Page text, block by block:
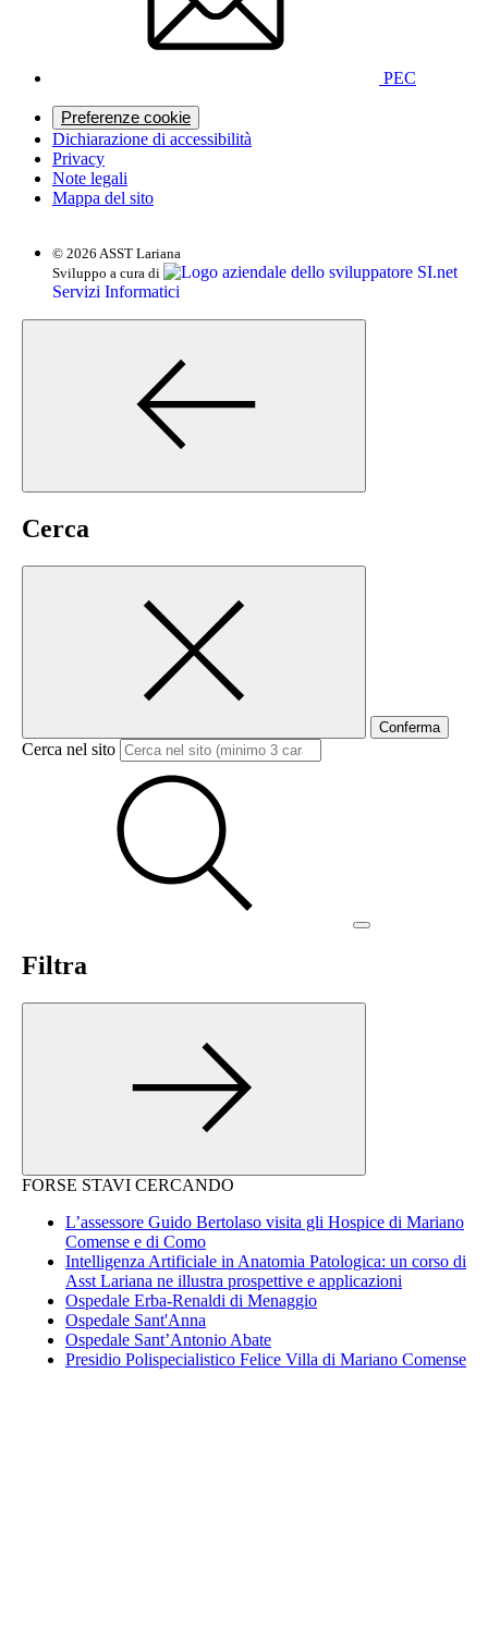
PEC
Preferenze cookie
Dichiarazione di accessibilità
Privacy
Note legali
Mappa del sito
© 2026 ASST Lariana
Sviluppo a cura di
SI.net
Servizi Informatici
Cerca
Conferma
Cerca nel sito
Filtra
FORSE STAVI CERCANDO
L’assessore Guido Bertolaso visita gli Hospice di Mariano
Comense e di Como
Intelligenza Artificiale in Anatomia Patologica: un corso di
Asst Lariana ne illustra prospettive e applicazioni
Ospedale Erba-Renaldi di Menaggio
Ospedale Sant'Anna
Ospedale Sant’Antonio Abate
Presidio Polispecialistico Felice Villa di Mariano Comense